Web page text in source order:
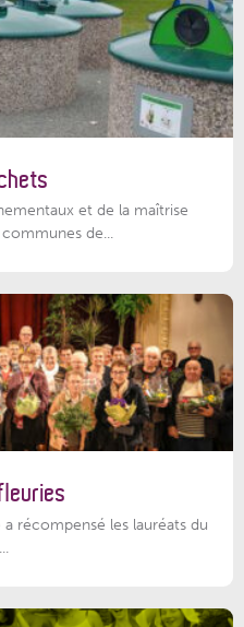
et de la maîtrise
de...
récompensé les lauréats du